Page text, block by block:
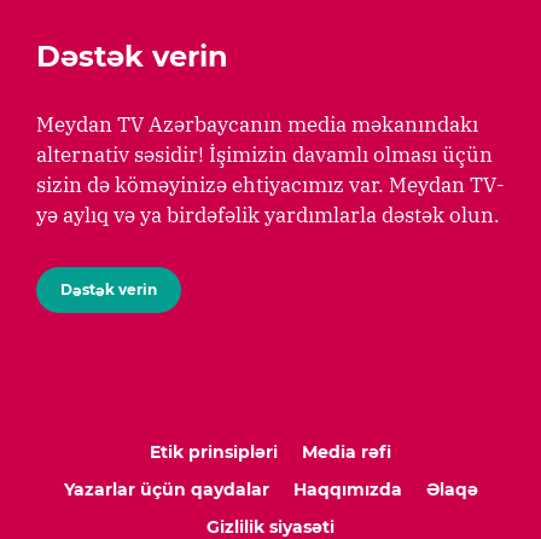
Dəstək verin
Meydan TV Azərbaycanın media məkanındakı
alternativ səsidir! İşimizin davamlı olması üçün
sizin də köməyinizə ehtiyacımız var. Meydan TV-
yə aylıq və ya birdəfəlik yardımlarla dəstək olun.
Dəstək verin
Etik prinsipləri
Media rəfi
Yazarlar üçün qaydalar
Haqqımızda
Əlaqə
Gizlilik siyasəti